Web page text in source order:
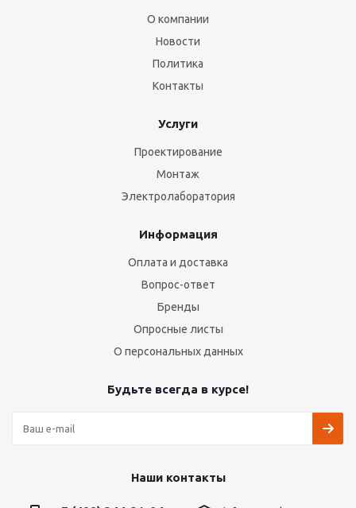
О компании
Новости
Политика
Контакты
Услуги
Проектирование
Монтаж
Электролаборатория
Информация
Оплата и доставка
Вопрос-ответ
Бренды
Опросные листы
О персональных данных
Будьте всегда в курсе!
Наши контакты